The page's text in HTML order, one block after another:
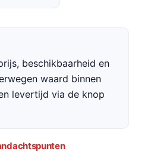
beschikbaarheid en
waard binnen
levertijd via de knop